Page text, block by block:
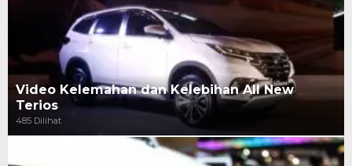
Video Kelemahan dan Kelebihan All New
Terios
485 Dilihat